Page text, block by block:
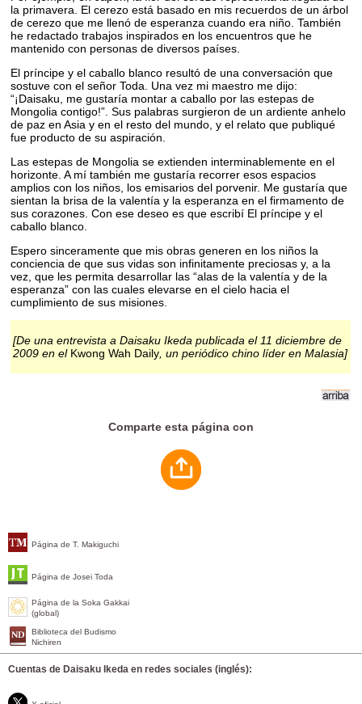
Página de T. Makiguchi
Página de Josei Toda
Página de la Soka Gakkai
(global)
Biblioteca del Budismo
Nichiren
Cuentas de Daisaku Ikeda en redes sociales (inglés):
la primavera. El cerezo está basado en mis recuerdos de un árbol
de cerezo que me llenó de esperanza cuando era niño. También
he redactado trabajos inspirados en los encuentros que he
mantenido con personas de diversos países.
El príncipe y el caballo blanco resultó de una conversación que
sostuve con el señor Toda. Una vez mi maestro me dijo:
“¡Daisaku, me gustaría montar a caballo por las estepas de
Mongolia contigo!”. Sus palabras surgieron de un ardiente anhelo
de paz en Asia y en el resto del mundo, y el relato que publiqué
fue producto de su aspiración.
Las estepas de Mongolia se extienden interminablemente en el
horizonte. A mí también me gustaría recorrer esos espacios
amplios con los niños, los emisarios del porvenir. Me gustaría que
sientan la brisa de la valentía y la esperanza en el firmamento de
sus corazones. Con ese deseo es que escribí El príncipe y el
caballo blanco.
Espero sinceramente que mis obras generen en los niños la
conciencia de que sus vidas son infinitamente preciosas y, a la
vez, que les permita desarrollar las “alas de la valentía y de la
esperanza” con las cuales elevarse en el cielo hacia el
cumplimiento de sus misiones.
[De una entrevista a Daisaku Ikeda publicada el 11 diciembre de
2009 en el Kwong Wah Daily , un periódico chino líder en Malasia]
Comparte esta página con